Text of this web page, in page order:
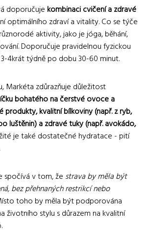
doporučujekombinaci cvičení a zdravé
optimálního zdraví a vitality. Co se týče
aktivity, jako je jóga, běhání,
Doporučuje pravidelnou fyzickou
4krát týdně po dobu 30-60 minut.
Markéta zdůrazňuje důležitost
bohatého na čerstvé ovoce a
produkty, kvalitní bílkoviny (např. z ryb,
luštěnin) a zdravé tuky (např. avokádo,
je také dostatečné hydratace - pití
spočívá v tom, že strava by měla být
bez přehnaných restrikcí nebo
toho by měla být podporována
životního stylu s důrazem na kvalitní